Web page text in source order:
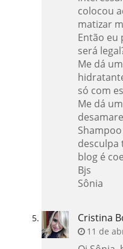
colocou
matizar
Então eu
será
Me dá
só com
Me dá
desculpa
blog é
Bjs
Sônia
Cristina
11 de